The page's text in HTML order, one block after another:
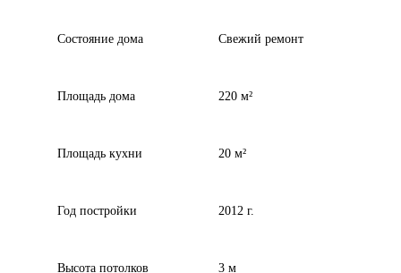
Состояние дома Свежий ремонт
Площадь дома 220 м²
Площадь кухни 20 м²
Год постройки 2012 г.
Высота потолков 3 м